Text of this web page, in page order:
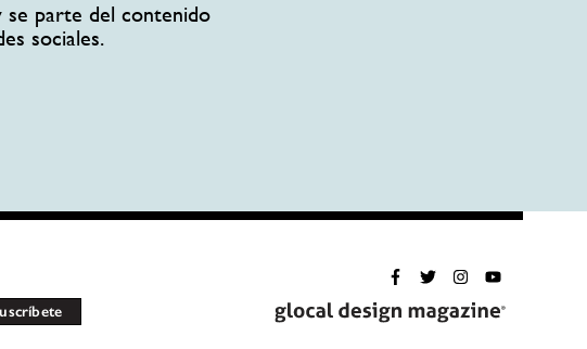
se parte del contenido
sociales.